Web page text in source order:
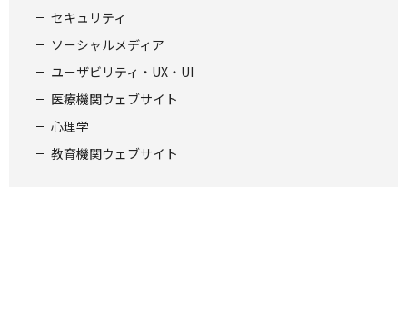
セキュリティ
ソーシャルメディア
ユーザビリティ・UX・UI
医療機関ウェブサイト
心理学
教育機関ウェブサイト